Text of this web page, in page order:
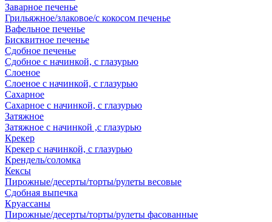
Заварное печенье
Грильяжное/злаковое/с кокосом печенье
Вафельное печенье
Бисквитное печенье
Сдобное печенье
Сдобное с начинкой, с глазурью
Слоеное
Слоеное с начинкой, с глазурью
Сахарное
Сахарное с начинкой, с глазурью
Затяжное
Затяжное с начинкой ,с глазурью
Крекер
Крекер с начинкой, с глазурью
Крендель/соломка
Кексы
Пирожные/десерты/торты/рулеты весовые
Сдобная выпечка
Круассаны
Пирожные/десерты/торты/рулеты фасованные